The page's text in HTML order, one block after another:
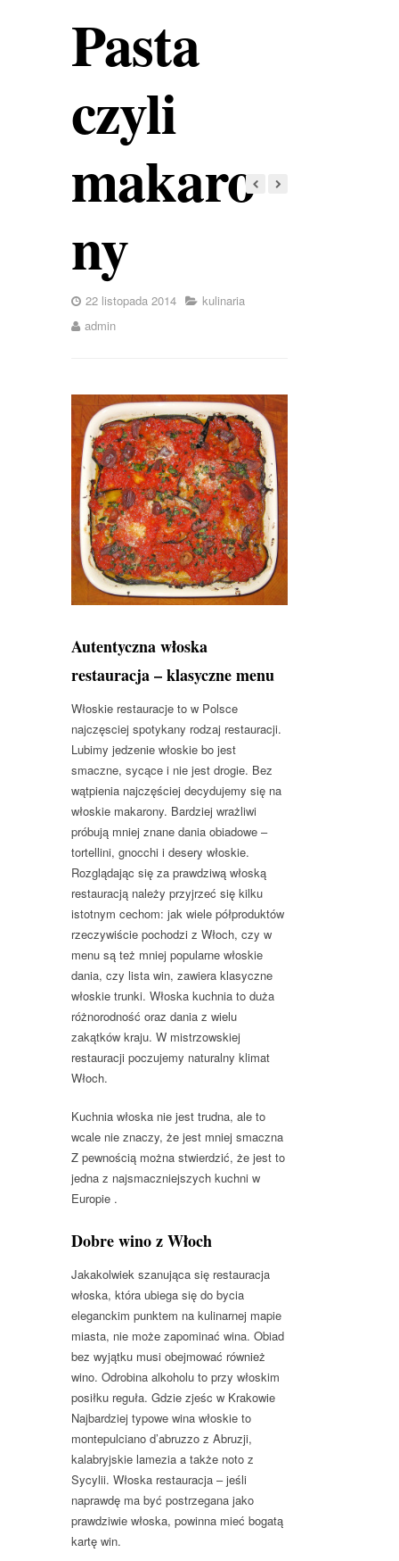
Pasta
czyli
makaro
ny
22 listopada 2014
kulinaria
admin
Autentyczna włoska
restauracja – klasyczne menu
Włoskie restauracje to w Polsce
najczęsciej spotykany rodzaj restauracji.
Lubimy jedzenie włoskie bo jest
smaczne, sycące i nie jest drogie. Bez
wątpienia najczęściej decydujemy się na
włoskie makarony. Bardziej wrażliwi
próbują mniej znane dania obiadowe –
tortellini, gnocchi i desery włoskie.
Rozglądając się za prawdziwą włoską
restauracją należy przyjrzeć się kilku
istotnym cechom: jak wiele półproduktów
rzeczywiście pochodzi z Włoch, czy w
menu są też mniej popularne włoskie
dania, czy lista win, zawiera klasyczne
włoskie trunki. Włoska kuchnia to duża
różnorodność oraz dania z wielu
zakątków kraju. W mistrzowskiej
restauracji poczujemy naturalny klimat
Włoch.
Kuchnia włoska nie jest trudna, ale to
wcale nie znaczy, że jest mniej smaczna
Z pewnością można stwierdzić, że jest to
jedna z najsmaczniejszych kuchni w
Europie .
Dobre wino z Włoch
Jakakolwiek szanująca się restauracja
włoska, która ubiega się do bycia
eleganckim punktem na kulinarnej mapie
miasta, nie może zapominać wina. Obiad
bez wyjątku musi obejmować również
wino. Odrobina alkoholu to przy włoskim
posiłku reguła. Gdzie zjeśc w Krakowie
Najbardziej typowe wina włoskie to
montepulciano d’abruzzo z Abruzji,
kalabryjskie lamezia a także noto z
Sycylii. Włoska restauracja – jeśli
naprawdę ma być postrzegana jako
prawdziwie włoska, powinna mieć bogatą
kartę win.